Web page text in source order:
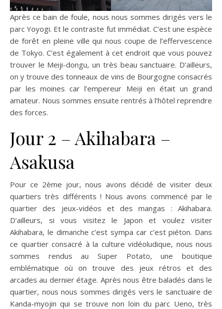
Après ce bain de foule, nous nous sommes dirigés vers le
parc Yoyogi. Et le contraste fut immédiat. C’est une espèce
de forêt en pleine ville qui nous coupe de l’effervescence
de Tokyo. C’est également à cet endroit que vous pouvez
trouver le Meiji-dongu, un très beau sanctuaire. D’ailleurs,
on y trouve des tonneaux de vins de Bourgogne consacrés
par les moines car l’empereur Meiji en était un grand
amateur. Nous sommes ensuite rentrés à l’hôtel reprendre
des forces.
Jour 2 – Akihabara –
Asakusa
Pour ce 2ème jour, nous avons décidé de visiter deux
quartiers très différents ! Nous avons commencé par le
quartier des jeux-vidéos et des mangas : Akihabara.
D’ailleurs, si vous visitez le Japon et voulez visiter
Akihabara, le dimanche c’est sympa car c’est piéton. Dans
ce quartier consacré à la culture vidéoludique, nous nous
sommes rendus au Super Potato, une boutique
emblématique où on trouve des jeux rétros et des
arcades au dernier étage. Après nous être baladés dans le
quartier, nous nous sommes dirigés vers le sanctuaire de
Kanda-myojin qui se trouve non loin du parc Ueno, très